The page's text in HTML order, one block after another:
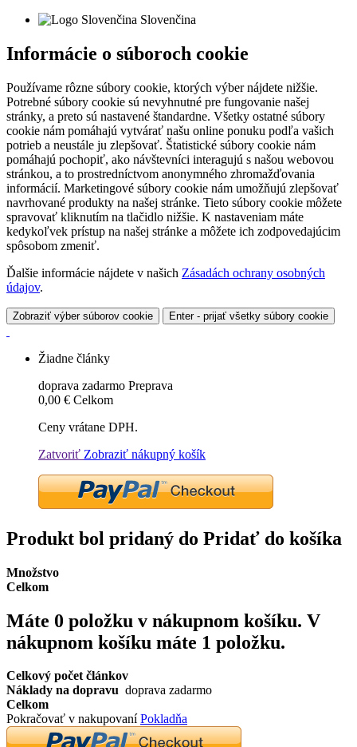
Slovenčina
Informácie o súboroch cookie
Používame rôzne súbory cookie, ktorých výber nájdete nižšie.
Potrebné súbory cookie sú nevyhnutné pre fungovanie našej
stránky, a preto sú nastavené štandardne. Všetky ostatné súbory
cookie nám pomáhajú vytvárať našu online ponuku podľa vašich
potrieb a neustále ju zlepšovať. Štatistické súbory cookie nám
pomáhajú pochopiť, ako návštevníci interagujú s našou webovou
stránkou, a to prostredníctvom anonymného zhromažďovania
informácií. Marketingové súbory cookie nám umožňujú zlepšovať
navrhované produkty na našej stránke. Tieto súbory cookie môžete
spravovať kliknutím na tlačidlo nižšie. K nastaveniam máte
kedykoľvek prístup na našej stránke a môžete ich zodpovedajúcim
spôsobom zmeniť.
Ďalšie informácie nájdete v našich Zásadách ochrany osobných
údajov.
Zobraziť výber súborov cookie Enter - prijať všetky súbory cookie
Žiadne články
doprava zadarmo Preprava
0,00 € Celkom
Ceny vrátane DPH.
Zatvoriť Zobraziť nákupný košík
Produkt bol pridaný do Pridať do košíka
Množstvo
Celkom
Máte 0 položku v nákupnom košíku. V
nákupnom košíku máte 1 položku.
Celkový počet článkov
Náklady na dopravu doprava zadarmo
Celkom
Pokračovať v nakupovaníPokladňa